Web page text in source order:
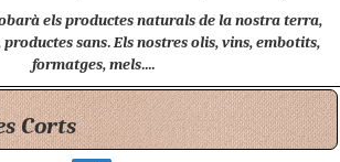
els productes naturals de la nostra terra,
sans. Els nostres olis, vins, embotits,
formatges, mels....
Corts